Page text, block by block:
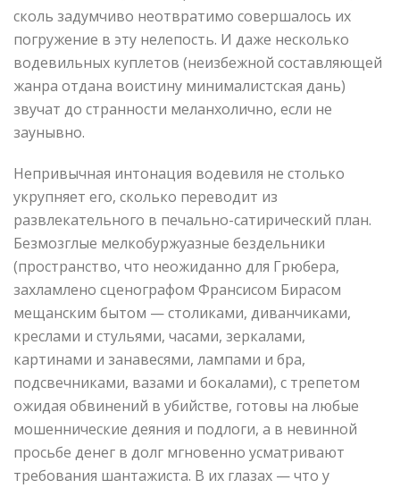
сколь задумчиво неотвратимо совершалось их
погружение в эту нелепость. И даже несколько
водевильных куплетов (неизбежной составляющей
жанра отдана воистину минималистская дань)
звучат до странности меланхолично, если не
заунывно.
Непривычная интонация водевиля не столько
укрупняет его, сколько переводит из
развлекательного в печально-сатирический план.
Безмозглые мелкобуржуазные бездельники
(пространство, что неожиданно для Грюбера,
захламлено сценографом Франсисом Бирасом
мещанским бытом — столиками, диванчиками,
креслами и стульями, часами, зеркалами,
картинами и занавесями, лампами и бра,
подсвечниками, вазами и бокалами), с трепетом
ожидая обвинений в убийстве, готовы на любые
мошеннические деяния и подлоги, а в невинной
просьбе денег в долг мгновенно усматривают
требования шантажиста. В их глазах — что у